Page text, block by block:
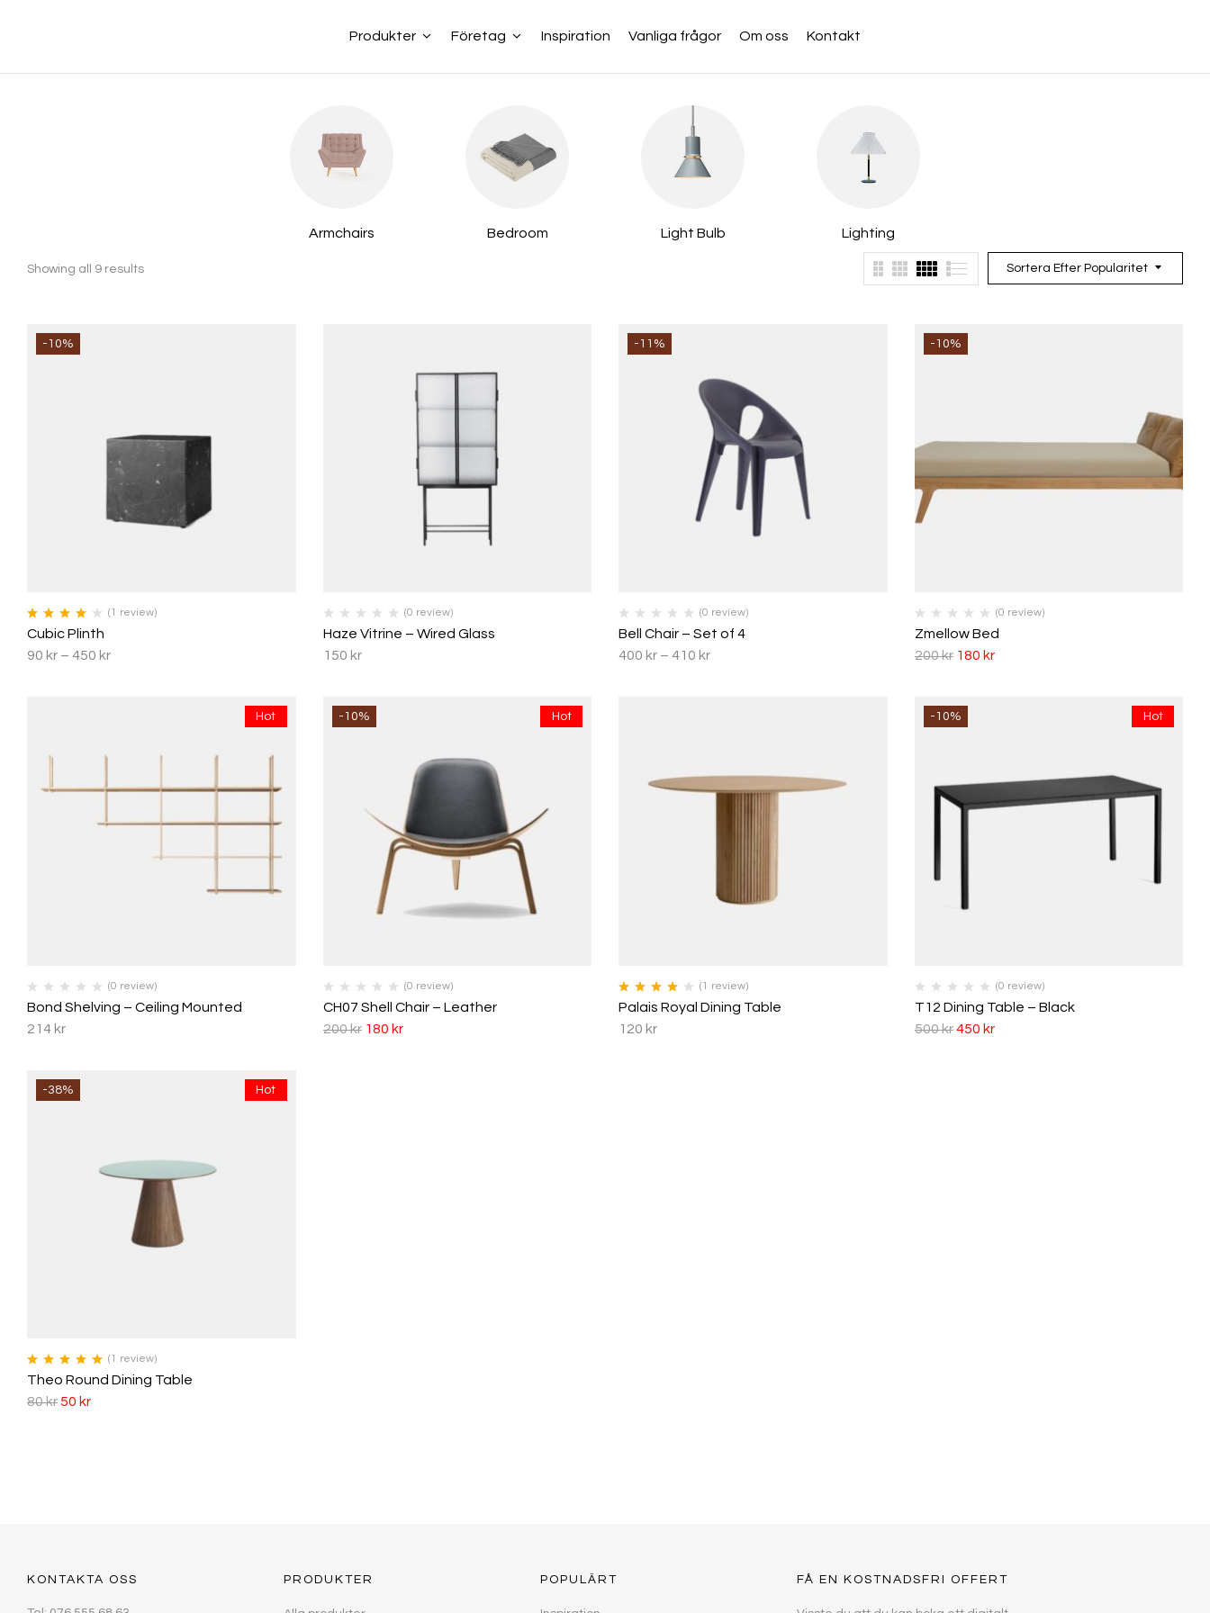
Produkter Företag Inspiration Vanliga frågor Om oss Kontakt
Armchairs Bedroom Light Bulb Lighting
Sortera Efter Popularitet
Showing all 9 results
-10%
Betygsatt
4.00av 5
(1 review)
Cubic Plinth
90 kr – 450 kr
(0 review)
Haze Vitrine – Wired Glass
150 kr
-11%
(0 review)
Bell Chair – Set of 4
400 kr – 410 kr
-10%
(0 review)
Zmellow Bed
200kr 180 kr
Hot
(0 review)
Bond Shelving – Ceiling Mounted
214 kr
Hot
-10%
(0 review)
CH07 Shell Chair – Leather
200kr 180 kr
Betygsatt
4.00av 5
(1 review)
Palais Royal Dining Table
120 kr
Hot
-10%
(0 review)
T12 Dining Table – Black
500kr 450 kr
Hot
-38%
Betygsatt5.00
av 5
(1 review)
Theo Round Dining Table
80kr50 kr
KONTAKTA OSS PRODUKTER POPULÄRT FÅ EN KOSTNADSFRI OFFERT